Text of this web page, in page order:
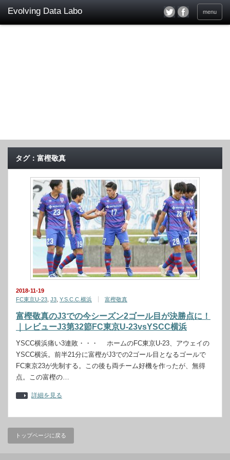
menu
タグ：富樫敬真
2018-11-19
FC東京U-23 J3 Y.S.C.C.横浜 富樫敬真
富樫敬真のJ3での今シーズン2ゴール目が決勝点に！
｜レビューJ3第32節FC東京U-23vsYSCC横浜
YSCC横浜痛い3連敗・・・ ホームのFC東京U-23、アウェイの
YSCC横浜。前半21分に富樫がJ3での2ゴール目となるゴールで
FC東京23が先制する。この後も両チーム好機を作ったが、無得
点。この富樫の…
詳細を見る
トップページに戻る